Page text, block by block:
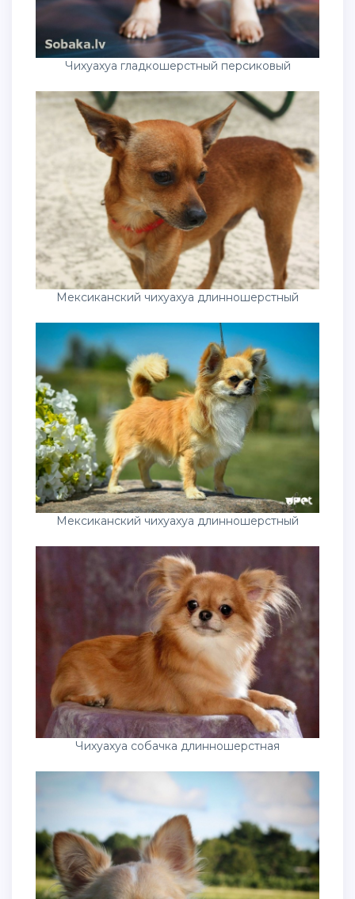
Чихуахуа гладкошерстный персиковый
Мексиканский чихуахуа длинношерстный
Мексиканский чихуахуа длинношерстный
Чихуахуа собачка длинношерстная